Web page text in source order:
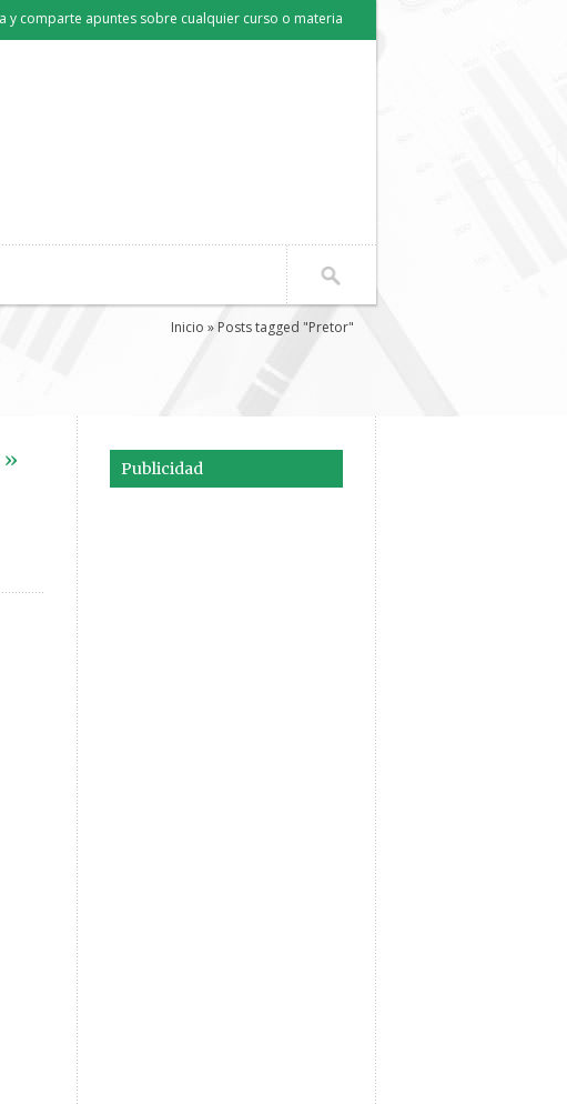
y comparte apuntes sobre cualquier curso o materia
Inicio » Posts tagged "Pretor"
» Publicidad